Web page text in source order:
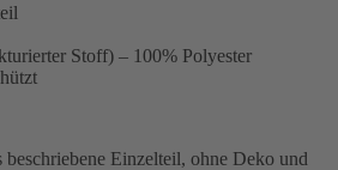
Stoff) – 100% Polyester
Einzelteil, ohne Deko und